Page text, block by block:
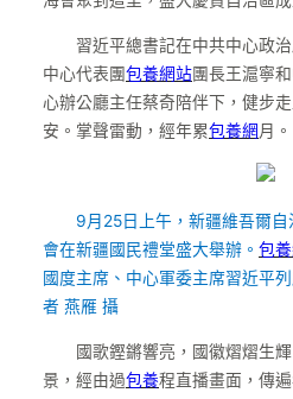
習近平總書記在中共中心政
中心代表團包養網站團長王滬寧
心辦公廳主任蔡奇陪伴下，健步
安。掌聲雷動，經年累包養網 月。
9月25日上午，新疆維吾爾
會在新疆國民禮堂盛大舉辦。 包
國度主席、中心軍委主席習近平
者 燕雁 攝
國歌鏗鏘響亮，國徽熠熠生
景，經由過包養程直播畫面，傳